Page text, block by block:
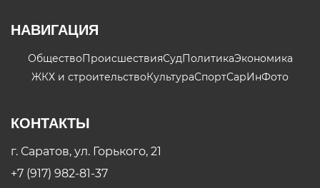
НАВИГАЦИЯ
ОбществоПроисшествияСудПолитикаЭкономика
ЖКХ и строительствоКультураСпортСарИнФото
КОНТАКТЫ
г. Саратов, ул. Горького, 21
+7 (917) 982-81-37